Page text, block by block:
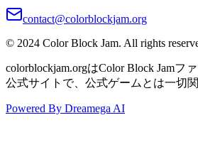
contact@colorblockjam.org
© 2024 Color Block Jam. All rights
colorblockjam.orgはColor Block Jamフ
公式サイトで、公式ゲームとは一切
Powered By Dreamega AI